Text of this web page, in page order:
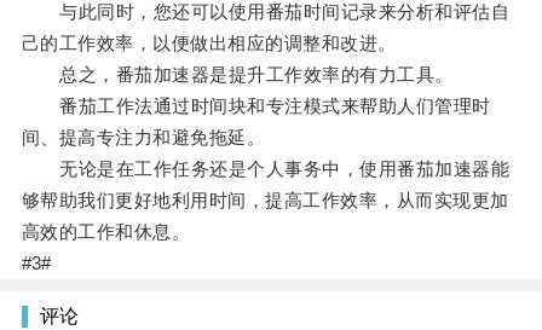
与此同时，您还可以使用番茄时间记录来分析和评估自
己的工作效率，以便做出相应的调整和改进。
总之，番茄加速器是提升工作效率的有力工具。
番茄工作法通过时间块和专注模式来帮助人们管理时
间、提高专注力和避免拖延。
无论是在工作任务还是个人事务中，使用番茄加速器能
够帮助我们更好地利用时间，提高工作效率，从而实现更加
高效的工作和休息。
#3#
评论